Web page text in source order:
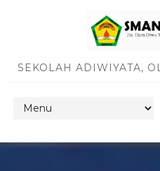
SEKOLAH ADIWIYATA,